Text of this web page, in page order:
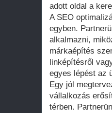
adott oldal a
A SEO
egyben.
alkalmazni,
márkaépítés
linképítésről
egyes lépést az
Egy jól
vállalkozás
térben.